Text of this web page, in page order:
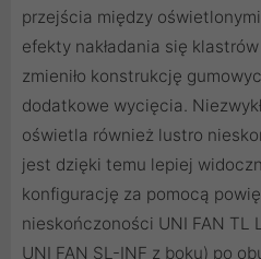
przejścia między
efekty nakładania się
zmieniło konstrukcję
dodatkowe wycięcia.
oświetla również lustro
jest dzięki temu lepiej
konfigurację za pomocą
nieskończoności UNI FAN TL
UNI FAN SL-INF z boku) po